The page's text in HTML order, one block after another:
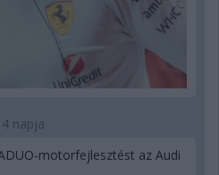
4 napja
motorfejlesztést az Audi